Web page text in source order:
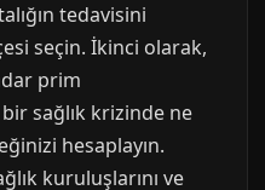
tedavisini
seçin. İkinci olarak,
prim
sağlık krizinde ne
hesaplayın.
kuruluşlarını ve